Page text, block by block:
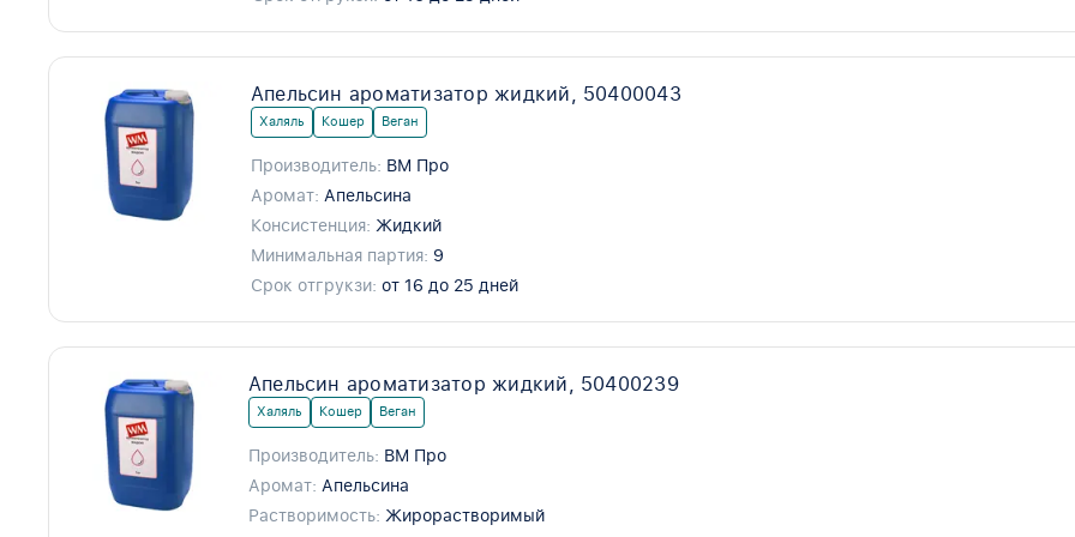
Апельсин ароматизатор жидкий, 50400043
Халяль Кошер Веган
Производитель: ВМ Про
Аромат: Апельсина
Консистенция: Жидкий
Минимальная партия: 9
Срок отгрукзи: от 16 до 25 дней
Апельсин ароматизатор жидкий, 50400239
Халяль Кошер Веган
Производитель: ВМ Про
Аромат: Апельсина
Растворимость: Жирорастворимый